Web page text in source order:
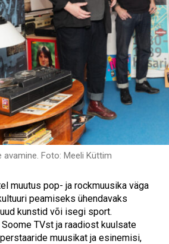
avamine. Foto: Meeli Küttim
muutus pop- ja rockmuusika väga
peamiseks ühendavaks
kunstid või isegi sport.
TVst ja raadiost kuulsate
muusikat ja esinemisi,